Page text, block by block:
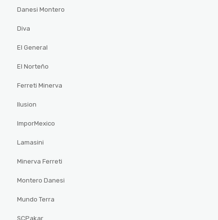
Danesi Montero
Diva
El General
El Norteño
Ferreti Minerva
Ilusion
ImporMexico
Lamasini
Minerva Ferreti
Montero Danesi
Mundo Terra
SCPakar